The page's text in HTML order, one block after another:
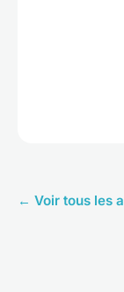
← Voir tous les